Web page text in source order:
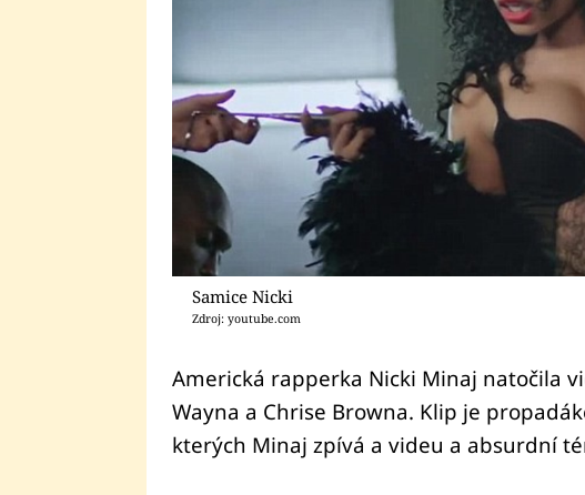
Samice Nicki
Zdroj: youtube.com
Americká rapperka Nicki Minaj natočila
Wayna a Chrise Browna. Klip je
kterých Minaj zpívá a videu a absurdní